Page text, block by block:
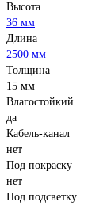
Высота
36 мм
Длина
2500 мм
Толщина
15 мм
Влагостойкий
да
Кабель-канал
нет
Под покраску
нет
Под подсветку